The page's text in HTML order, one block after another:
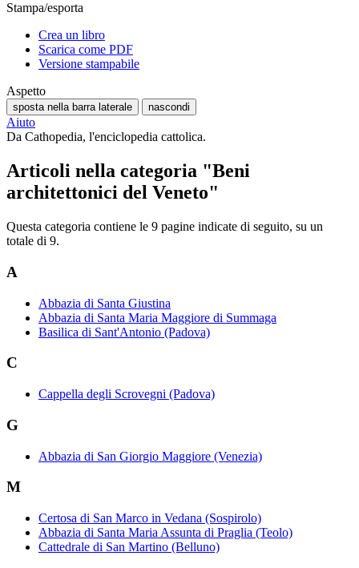
Stampa/esporta
Crea un libro
Scarica come PDF
Versione stampabile
Aspetto
sposta nella barra laterale nascondi
Aiuto
Da Cathopedia, l'enciclopedia cattolica.
Articoli nella categoria "Beni
architettonici del Veneto"
Questa categoria contiene le 9 pagine indicate di seguito, su un
totale di 9.
A
Abbazia di Santa Giustina
Abbazia di Santa Maria Maggiore di Summaga
Basilica di Sant'Antonio (Padova)
C
Cappella degli Scrovegni (Padova)
G
Abbazia di San Giorgio Maggiore (Venezia)
M
Certosa di San Marco in Vedana (Sospirolo)
Abbazia di Santa Maria Assunta di Praglia (Teolo)
Cattedrale di San Martino (Belluno)